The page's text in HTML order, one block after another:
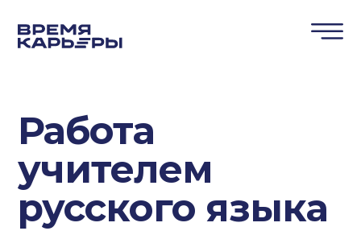
Работа
учителем
русского языка